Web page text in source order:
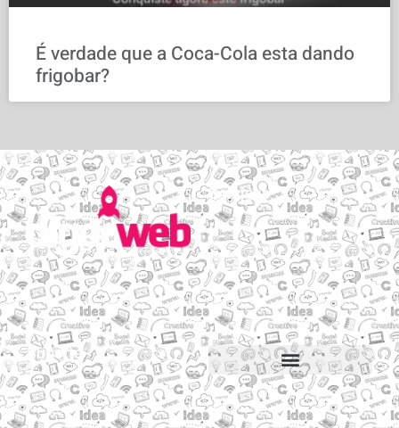
É verdade que a Coca-Cola esta dando
frigobar?
Serviços
Email personalizado
Hospedagem de Sites
Migração de sites e e-mails
Construtor de sites
Suporte
Suporte via Whats